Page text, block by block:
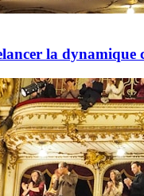
la dynamique